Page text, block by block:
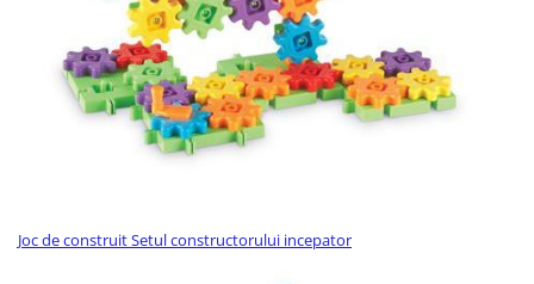
Joc de construit Setul constructorului incepator